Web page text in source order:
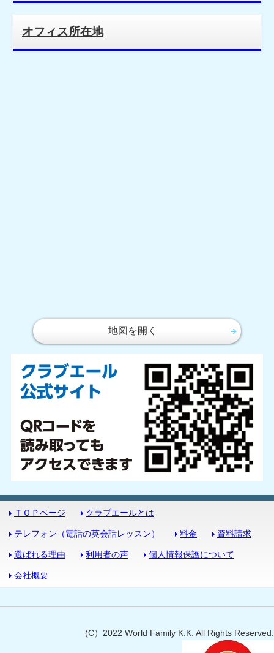
オフィス所在地
地図を開く
ＴＯＰページ クラブエールとは
テレフォン（電話の英会話レッスン） 料金 資料請求
選ばれる理由 利用者の声 個人情報保護について
会社概要
(C）2022 World Family K.K. All Rights Reserved.